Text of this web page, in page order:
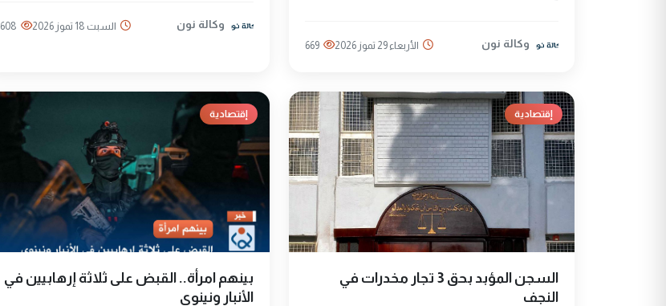
وكالة نون الأربعاء 29 تموز 2026 669
وكالة نون السبت 18 تموز 2026 608
إقتصادية
السجن المؤبد بحق 3 تجار مخدرات في
النجف
إقتصادية
بينهم امرأة.. القبض على ثلاثة إرهابيين في
الأنبار ونينوى